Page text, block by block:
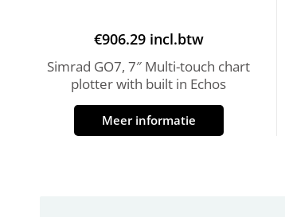
€906.29 incl.btw
Simrad GO7, 7″ Multi-touch chart
plotter with built in Echos
Meer informatie